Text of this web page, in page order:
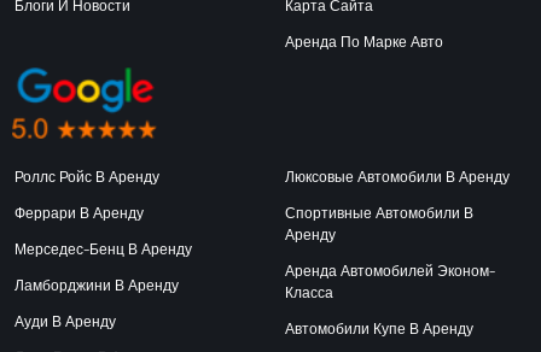
Блоги И Новости
Карта Сайта
Аренда По Марке Авто
Роллс Ройс В Аренду
Феррари В Аренду
Мерседес-Бенц В Аренду
Ламборджини В Аренду
Ауди В Аренду
Люксовые Автомобили В Аренду
Спортивные Автомобили В
Аренду
Аренда Автомобилей Эконом-
Класса
Автомобили Купе В Аренду